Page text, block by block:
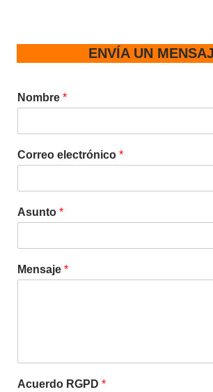
ENVÍA UN
Nombre *
Correo electrónico *
Asunto *
Mensaje *
Acuerdo RGPD *